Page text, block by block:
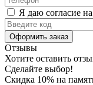
Я даю согласие
Оформить заказ
Отзывы
Хотите оставить
Сделайте выбор!
Скидка 10% на